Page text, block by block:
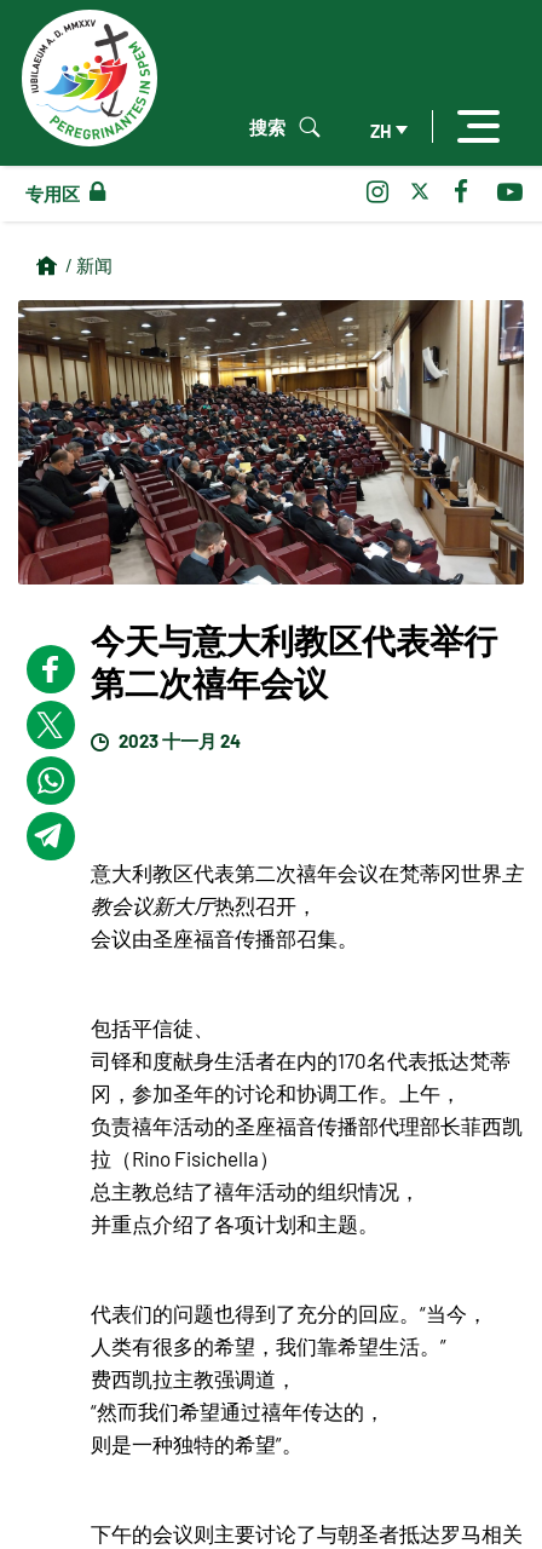
ZH
搜索
专用区
/ 新闻
今天与意大利教区代表举行
第二次禧年会议
2023 十一月 24
意大利教区代表第二次禧年会议在梵蒂冈世界主
教会议新大厅热烈召开，
会议由圣座福音传播部召集。
包括平信徒、
司铎和度献身生活者在内的170名代表抵达梵蒂
冈，参加圣年的讨论和协调工作。上午，
负责禧年活动的圣座福音传播部代理部长菲西凯
拉（Rino Fisichella）
总主教总结了禧年活动的组织情况，
并重点介绍了各项计划和主题。
代表们的问题也得到了充分的回应。“当今，
人类有很多的希望，我们靠希望生活。”
费西凯拉主教强调道，
“然而我们希望通过禧年传达的，
则是一种独特的希望”。
下午的会议则主要讨论了与朝圣者抵达罗马相关